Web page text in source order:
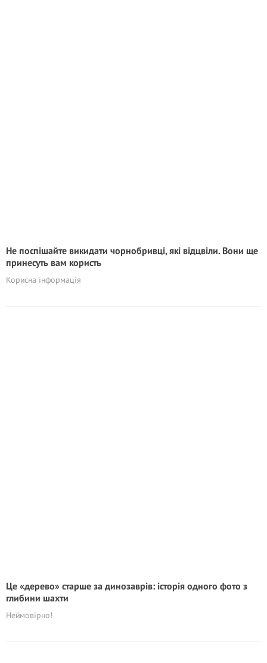
Не поспішайте викидати чорнобривці, які відцвіли. Вони ще
принесуть вам користь
Корисна інформація
Це «дерево» старше за динозаврів: історія одного фото з
глибини шахти
Неймовірно!